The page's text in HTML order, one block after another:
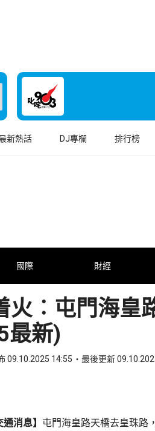
新熱話 DJ專欄 排行榜
國際 財經
火︰屯門海皇
最新)
09.10.2025 14:55 最後更新
WhatsApp
消息】 屯門海皇路天橋去皇珠路